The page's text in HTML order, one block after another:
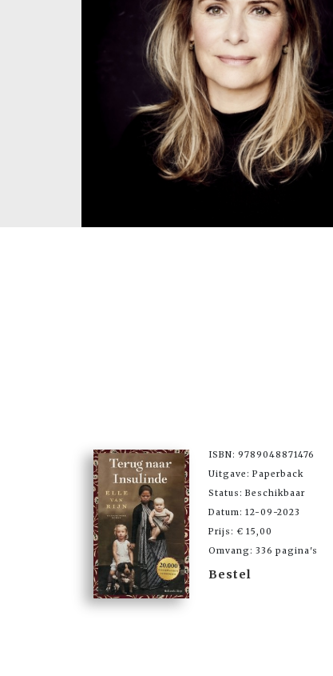
ISBN: 9789048871476
Uitgave: Paperback
Status: Beschikbaar
Datum: 12-09-2023
Prijs: € 15,00
Omvang: 336 pagina's
Bestel